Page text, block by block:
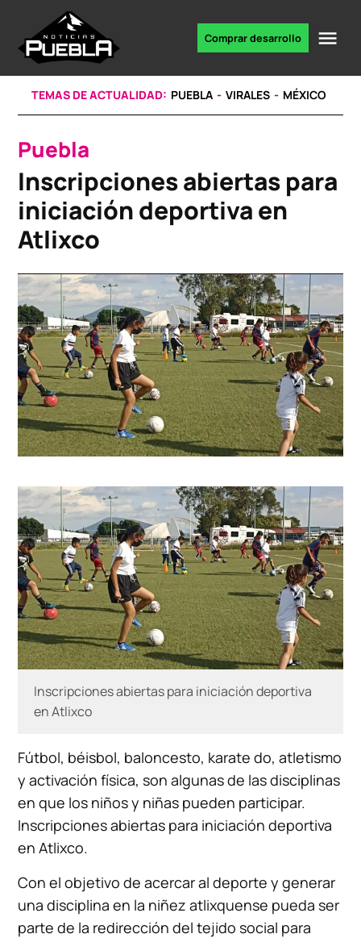
content
noticias
Comprar desarrollo
TEMAS DE ACTUALIDAD: PUEBLA VIRALES MÉXICO
POSTED
IN
Puebla
Inscripciones abiertas para
iniciación deportiva en
Atlixco
Inscripciones abiertas para iniciación deportiva
en Atlixco
Fútbol, béisbol, baloncesto, karate do, atletismo
y activación física, son algunas de las disciplinas
en que los niños y niñas pueden participar.
Inscripciones abiertas para iniciación deportiva
en Atlixco.
Con el objetivo de acercar al deporte y generar
una disciplina en la niñez atlixquense pueda ser
parte de la redirección del tejido social para